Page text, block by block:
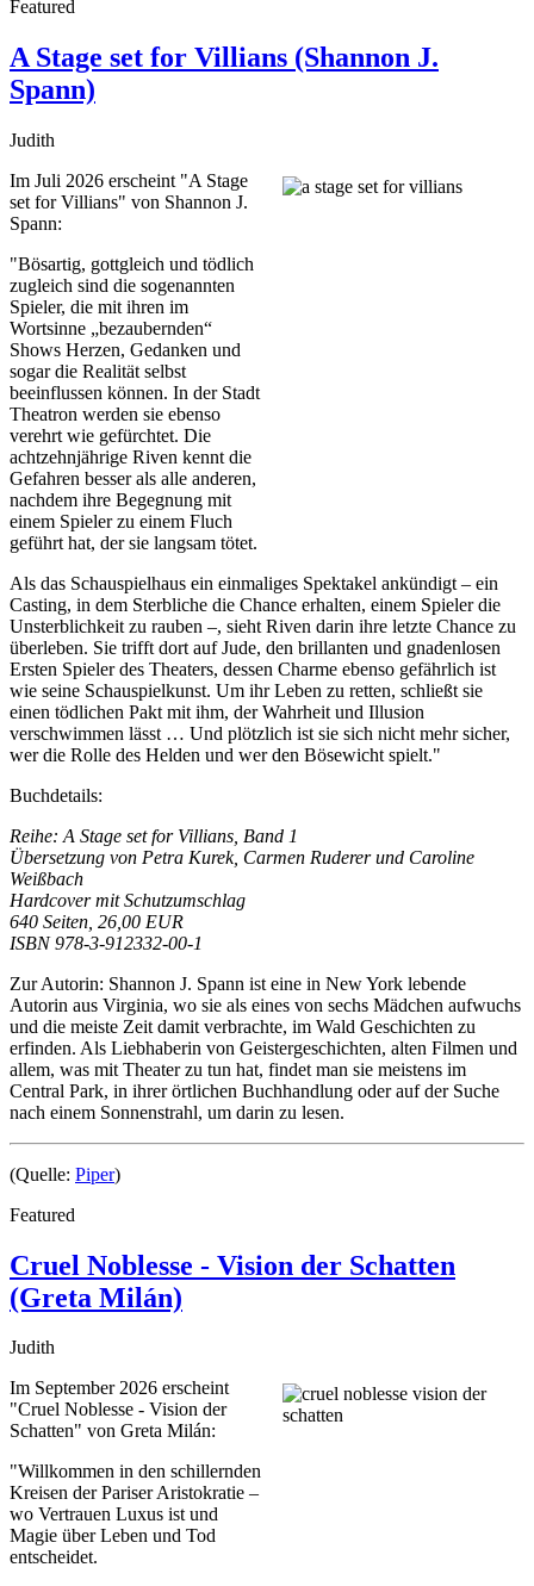
Featured
A Stage set for Villians (Shannon J.
Spann)
Judith
Im Juli 2026 erscheint "A Stage
set for Villians" von Shannon J.
Spann:
"Bösartig, gottgleich und tödlich
zugleich sind die sogenannten
Spieler, die mit ihren im
Wortsinne „bezaubernden“
Shows Herzen, Gedanken und
sogar die Realität selbst
beeinflussen können. In der Stadt
Theatron werden sie ebenso
verehrt wie gefürchtet. Die
achtzehnjährige Riven kennt die
Gefahren besser als alle anderen,
nachdem ihre Begegnung mit
einem Spieler zu einem Fluch
geführt hat, der sie langsam tötet.
Als das Schauspielhaus ein einmaliges Spektakel ankündigt – ein
Casting, in dem Sterbliche die Chance erhalten, einem Spieler die
Unsterblichkeit zu rauben –, sieht Riven darin ihre letzte Chance zu
überleben. Sie trifft dort auf Jude, den brillanten und gnadenlosen
Ersten Spieler des Theaters, dessen Charme ebenso gefährlich ist
wie seine Schauspielkunst. Um ihr Leben zu retten, schließt sie
einen tödlichen Pakt mit ihm, der Wahrheit und Illusion
verschwimmen lässt … Und plötzlich ist sie sich nicht mehr sicher,
wer die Rolle des Helden und wer den Bösewicht spielt."
Buchdetails:
Reihe: A Stage set for Villians, Band 1
Übersetzung von Petra Kurek, Carmen Ruderer und Caroline
Weißbach
Hardcover mit Schutzumschlag
640 Seiten, 26,00 EUR
ISBN 978-3-912332-00-1
Zur Autorin: Shannon J. Spann ist eine in New York lebende
Autorin aus Virginia, wo sie als eines von sechs Mädchen aufwuchs
und die meiste Zeit damit verbrachte, im Wald Geschichten zu
erfinden. Als Liebhaberin von Geistergeschichten, alten Filmen und
allem, was mit Theater zu tun hat, findet man sie meistens im
Central Park, in ihrer örtlichen Buchhandlung oder auf der Suche
nach einem Sonnenstrahl, um darin zu lesen.
(Quelle: Piper)
Featured
Cruel Noblesse - Vision der Schatten
(Greta Milán)
Judith
Im September 2026 erscheint
"Cruel Noblesse - Vision der
Schatten" von Greta Milán:
"Willkommen in den schillernden
Kreisen der Pariser Aristokratie –
wo Vertrauen Luxus ist und
Magie über Leben und Tod
entscheidet.